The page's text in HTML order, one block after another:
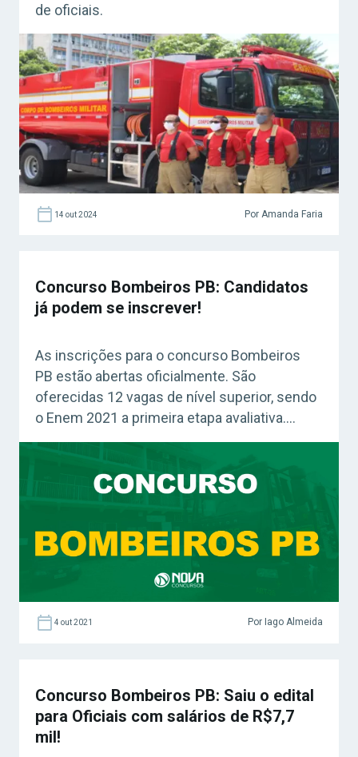
de oficiais.
14 out 2024 Por Amanda Faria
Concurso Bombeiros PB: Candidatos
já podem se inscrever!
As inscrições para o concurso Bombeiros
PB estão abertas oficialmente. São
oferecidas 12 vagas de nível superior, sendo
o Enem 2021 a primeira etapa avaliativa.
Acesse agora o Curso Grátis INSS 2026!
Confira: Como fazer uma boa revisão – Grátis
Concurso Bombeiros PB: como realizar
às […]
4 out 2021 Por Iago Almeida
Concurso Bombeiros PB: Saiu o edital
para Oficiais com salários de R$7,7
mil!